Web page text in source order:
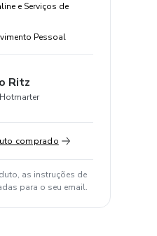
e Serviços de
Pessoal
Ritz
comprado
as instruções de
para o seu email.